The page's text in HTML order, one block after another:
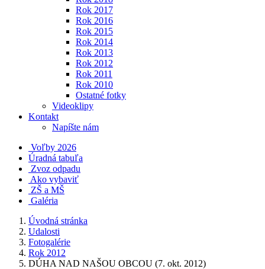
Rok 2017
Rok 2016
Rok 2015
Rok 2014
Rok 2013
Rok 2012
Rok 2011
Rok 2010
Ostatné fotky
Videoklipy
Kontakt
Napíšte nám
Voľby 2026
Úradná tabuľa
Zvoz odpadu
Ako vybaviť
ZŠ a MŠ
Galéria
Úvodná stránka
Udalosti
Fotogalérie
Rok 2012
DÚHA NAD NAŠOU OBCOU (7. okt. 2012)